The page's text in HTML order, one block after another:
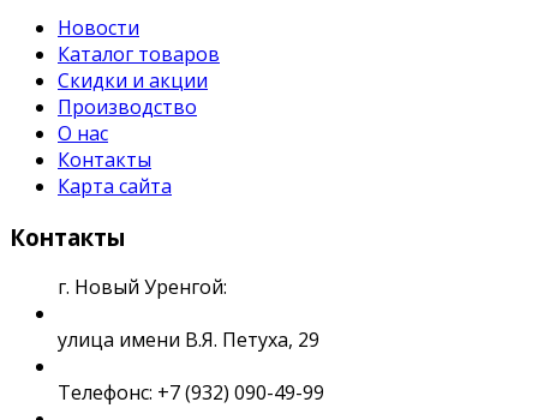
Новости
Каталог товаров
Скидки и акции
Производство
О нас
Контакты
Карта сайта
Контакты
г. Новый Уренгой:
улица имени В.Я. Петуха, 29
Телефонс: +7 (932) 090-49-99